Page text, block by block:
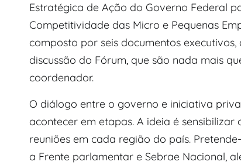
Estratégica de Ação do Governo Federal
Competitividade das Micro e Pequenas
composto por seis documentos
discussão do Fórum, que são nada mais
coordenador.
O diálogo entre o governo e iniciativa
acontecer em etapas. A ideia é
reuniões em cada região do país.
a Frente parlamentar e Sebrae Nacional,